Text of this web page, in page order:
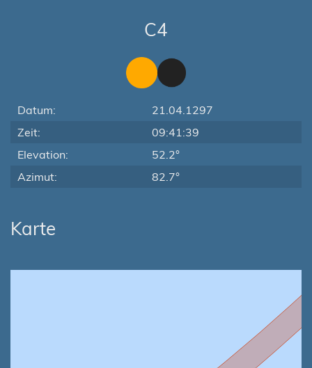
C4
Datum:
21.04.1297
Zeit:
09:41:39
Elevation:
52.2°
Azimut:
82.7°
Karte